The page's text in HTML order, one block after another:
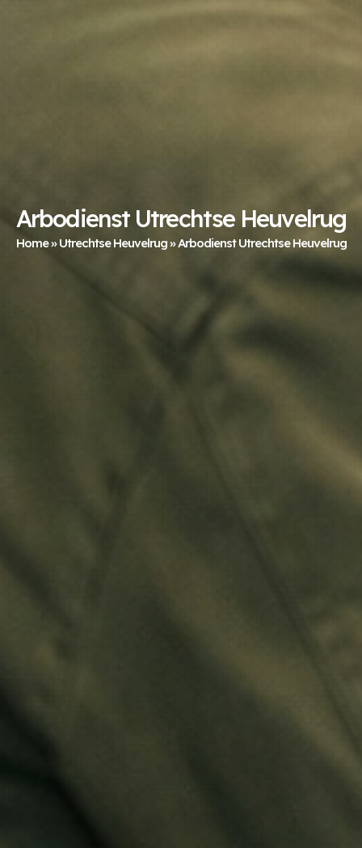
Arbodienst Utrechtse Heuvelrug
Home»Utrechtse Heuvelrug»Arbodienst Utrechtse Heuvelrug